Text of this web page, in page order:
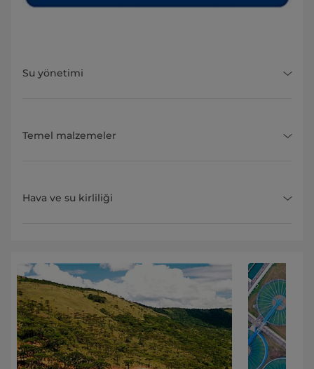
Su yönetimi
Temel malzemeler
Hava ve su kirliliği